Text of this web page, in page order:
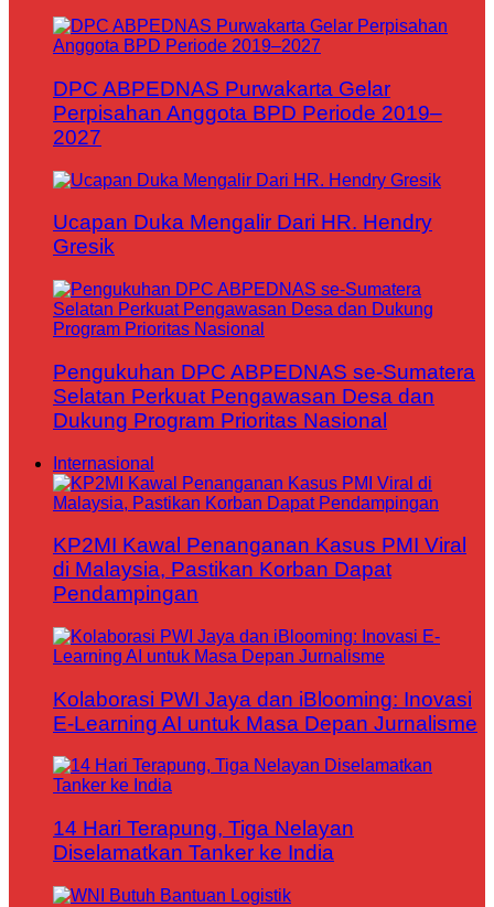
DPC ABPEDNAS Purwakarta Gelar
Perpisahan Anggota BPD Periode 2019–
2027
Ucapan Duka Mengalir Dari HR. Hendry
Gresik
Pengukuhan DPC ABPEDNAS se-Sumatera
Selatan Perkuat Pengawasan Desa dan
Dukung Program Prioritas Nasional
Internasional
KP2MI Kawal Penanganan Kasus PMI Viral
di Malaysia, Pastikan Korban Dapat
Pendampingan
Kolaborasi PWI Jaya dan iBlooming: Inovasi
E-Learning AI untuk Masa Depan Jurnalisme
14 Hari Terapung, Tiga Nelayan
Diselamatkan Tanker ke India